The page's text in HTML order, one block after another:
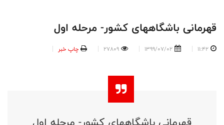
-
قهرمانی باشگاههای کشور- مرحله اول
11:42
1399/07/02
27809 چاپ خبر